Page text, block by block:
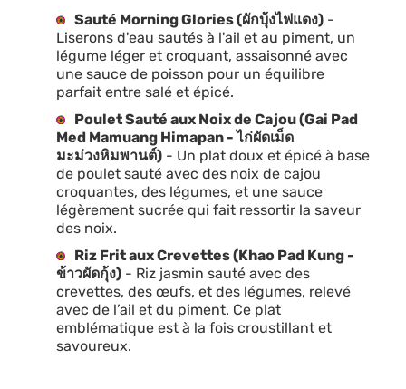
Sauté Morning Glories (ผักบุ้งไฟแดง) -
Liserons d'eau sautés à l'ail et au piment, un
légume léger et croquant, assaisonné avec
une sauce de poisson pour un équilibre
parfait entre salé et épicé.
Poulet Sauté aux Noix de Cajou (Gai Pad
Med Mamuang Himapan - ไก่ผัดเม็ด
มะม่วงหิมพานต์) - Un plat doux et épicé à base
de poulet sauté avec des noix de cajou
croquantes, des légumes, et une sauce
légèrement sucrée qui fait ressortir la saveur
des noix.
Riz Frit aux Crevettes (Khao Pad Kung -
ข้าวผัดกุ้ง) - Riz jasmin sauté avec des
crevettes, des œufs, et des légumes, relevé
avec de l’ail et du piment. Ce plat
emblématique est à la fois croustillant et
savoureux.